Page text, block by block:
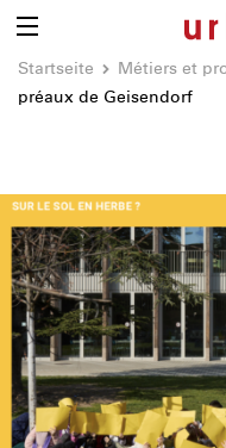
Startseite Métiers et
préaux de Geisendorf